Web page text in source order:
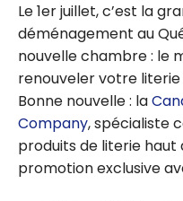
Le 1er juillet, c’est la
déménagement au
nouvelle chambre : le
renouveler votre literie
Bonne nouvelle : la
Company, spécialiste
produits de literie
promotion exclusive